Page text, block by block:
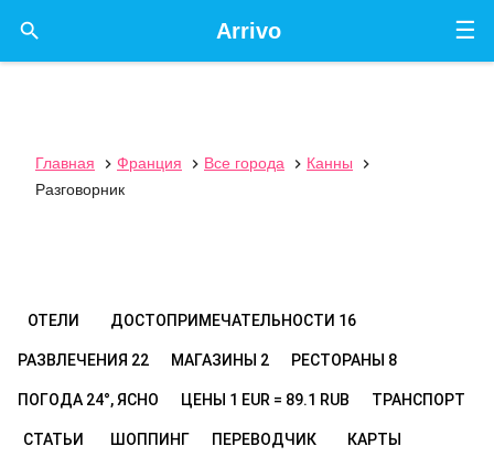
☰
Arrivo

Главная  Франция  Все города  Канны

Разговорник
ОТЕЛИ ДОСТОПРИМЕЧАТЕЛЬНОСТИ 16
РАЗВЛЕЧЕНИЯ 22 МАГАЗИНЫ 2 РЕСТОРАНЫ 8
ПОГОДА 24°, ЯСНО ЦЕНЫ 1 EUR = 89.1 RUB ТРАНСПОРТ
СТАТЬИ ШОППИНГ ПЕРЕВОДЧИК КАРТЫ